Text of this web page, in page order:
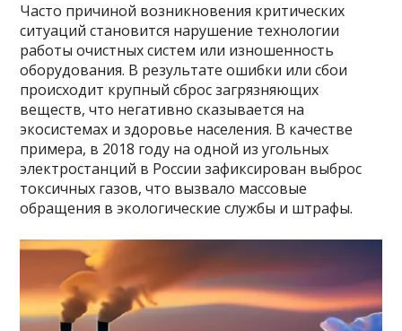
Часто причиной возникновения критических
ситуаций становится нарушение технологии
работы очистных систем или изношенность
оборудования. В результате ошибки или сбои
происходит крупный сброс загрязняющих
веществ, что негативно сказывается на
экосистемах и здоровье населения. В качестве
примера, в 2018 году на одной из угольных
электростанций в России зафиксирован выброс
токсичных газов, что вызвало массовые
обращения в экологические службы и штрафы.